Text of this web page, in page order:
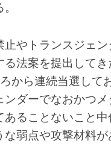
やトランスジェ
法案を提出して
から連続当選して
ダーでなおかつ
あることないこと
弱点や攻撃材料